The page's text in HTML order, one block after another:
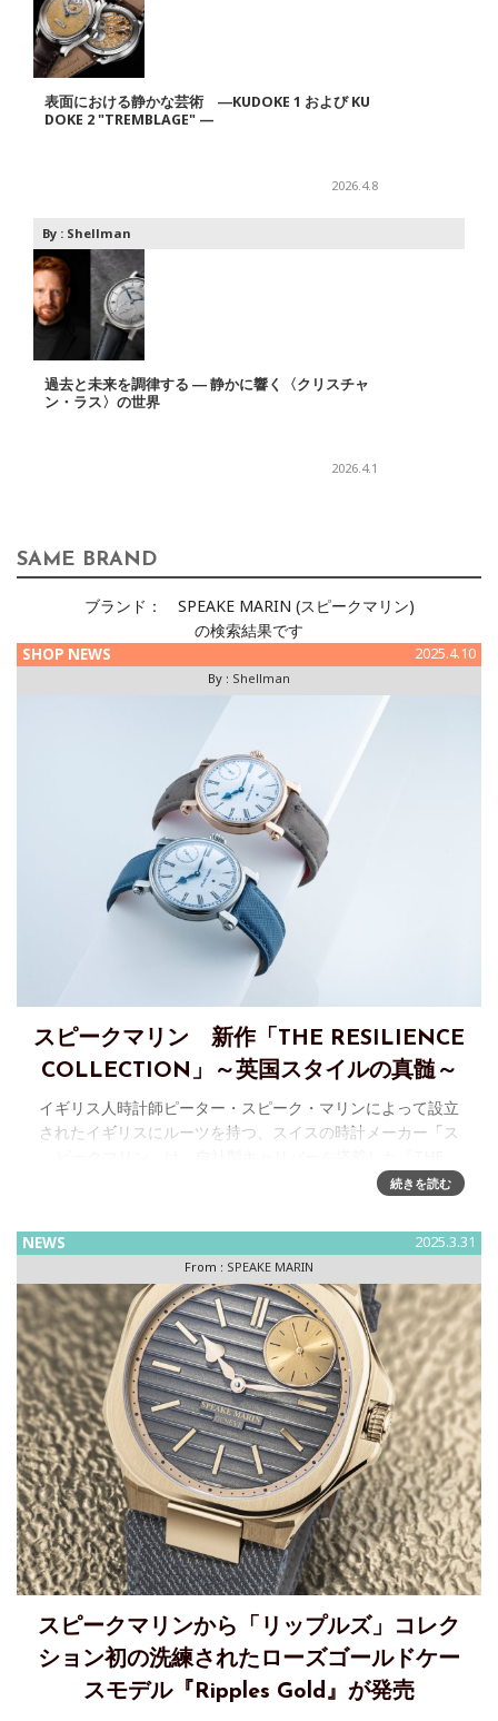
表面における静かな芸術 ―KUDOKE 1 および KU
DOKE 2 "TREMBLAGE" —
2026.4.8
By : Shellman
過去と未来を調律する ― 静かに響く〈クリスチャ
ン・ラス〉の世界
2026.4.1
SAME BRAND
ブランド：
SPEAKE MARIN (スピークマリン)
の検索結果です
SHOP NEWS 2025.4.10
By : Shellman
スピークマリン 新作「THE RESILIENCE
COLLECTION」～英国スタイルの真髄～
イギリス人時計師ピーター・スピーク・マリンによって設立
されたイギリスにルーツを持つ、スイスの時計メーカー「ス
RESILIENCE COLLECTION』を2025年4月に発売します。詳
続きを読む
NEWS 2025.3.31
From : SPEAKE MARIN
スピークマリンから「リップルズ」コレク
ション初の洗練されたローズゴールドケー
スモデル『Ripples Gold』が発売